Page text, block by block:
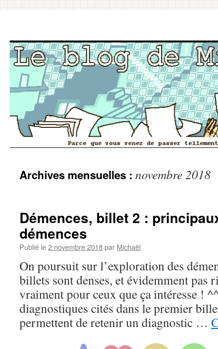
auArchives mensuelles : novembre 2018
Démences, billet 2 :
démences
Publié le2 novembre 2018par Michaël
On poursuit sur l’exploration des
billets sont denses, et évidemment pas
vraiment pour ceux que ça intéresse !
diagnostiques cités dans le premier
permettent de retenir un diagnostic …